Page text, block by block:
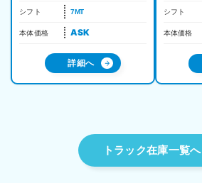
シフト 7MT
本体価格 ASK
詳細へ
シフト
本体価格
トラック在庫一覧へ